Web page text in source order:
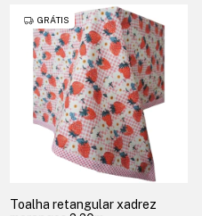
GRÁTIS
Toalha retangular xadrez